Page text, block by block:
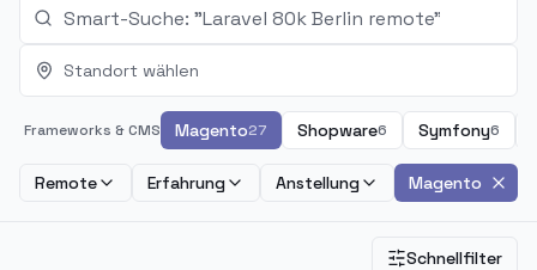
Standort wählen
Frameworks & CMS Magento27 Shopware6 Symfony6
Remote Erfahrung Anstellung Magento
Schnellfilter